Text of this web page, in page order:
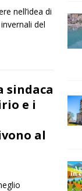
nell’idea di
del
sindaca
e i
al